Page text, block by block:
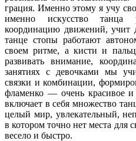
грация. Именно этому я учу
именно искусство танца
координацию движений, учит
танце стопы работают
своем ритме, а кисти и
развивать внимание,
занятиях с девочками мы
связки и комбинации,
фламенко — очень красивое
включает в себя множество
целый мир, увлекательный,
в котором точно нет места для
весело и быстро.